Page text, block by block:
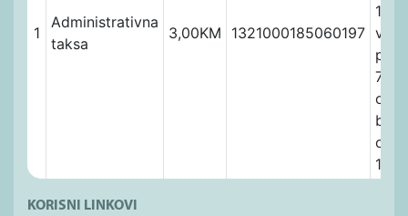
1
Administrativna
taksa
3,00KM 1321000185060197
11,
KORISNI LINKOVI